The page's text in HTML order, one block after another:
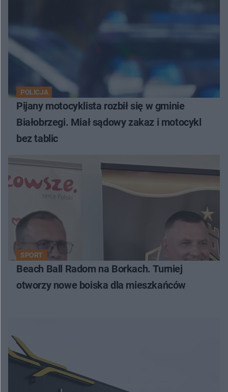
POLICJA
Pijany motocyklista rozbił się w gminie
Białobrzegi. Miał sądowy zakaz i motocykl
bez tablic
SPORT
Beach Ball Radom na Borkach. Turniej
otworzy nowe boiska dla mieszkańców